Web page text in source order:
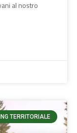
al nostro
TERRITORIALE